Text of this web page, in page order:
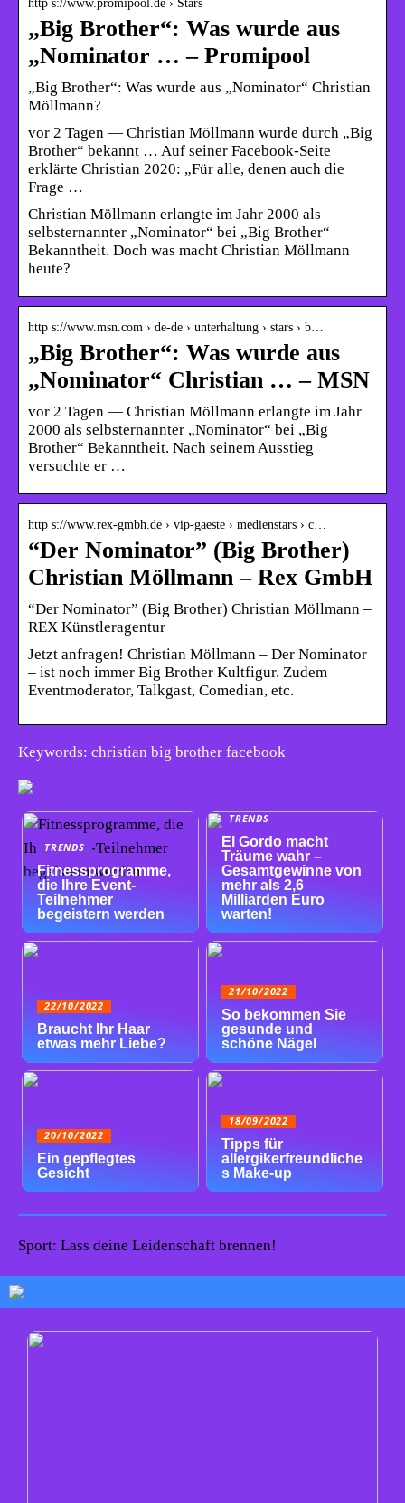
http s://www.promipool.de › Stars
„Big Brother“: Was wurde aus
„Nominator … – Promipool
„Big Brother“: Was wurde aus „Nominator“ Christian
Möllmann?
vor 2 Tagen — Christian Möllmann wurde durch „Big
Brother“ bekannt … Auf seiner Facebook-Seite
erklärte Christian 2020: „Für alle, denen auch die
Frage …
Christian Möllmann erlangte im Jahr 2000 als
selbsternannter „Nominator“ bei „Big Brother“
Bekanntheit. Doch was macht Christian Möllmann
heute?
http s://www.msn.com › de-de › unterhaltung › stars › b…
„Big Brother“: Was wurde aus
„Nominator“ Christian … – MSN
vor 2 Tagen — Christian Möllmann erlangte im Jahr
2000 als selbsternannter „Nominator“ bei „Big
Brother“ Bekanntheit. Nach seinem Ausstieg
versuchte er …
http s://www.rex-gmbh.de › vip-gaeste › medienstars › c…
“Der Nominator” (Big Brother)
Christian Möllmann – Rex GmbH
“Der Nominator” (Big Brother) Christian Möllmann –
REX Künstleragentur
Jetzt anfragen! Christian Möllmann – Der Nominator
– ist noch immer Big Brother Kultfigur. Zudem
Eventmoderator, Talkgast, Comedian, etc.
Keywords: christian big brother facebook
TRENDS
Fitnessprogramme,
die Ihre Event-
Teilnehmer
begeistern werden
TRENDS
El Gordo macht
Träume wahr –
Gesamtgewinne von
mehr als 2,6
Milliarden Euro
warten!
22/10/2022
Braucht Ihr Haar
etwas mehr Liebe?
21/10/2022
So bekommen Sie
gesunde und
schöne Nägel
20/10/2022
Ein gepflegtes
Gesicht
18/09/2022
Tipps für
allergikerfreundliche
s Make-up
Sport: Lass deine Leidenschaft brennen!